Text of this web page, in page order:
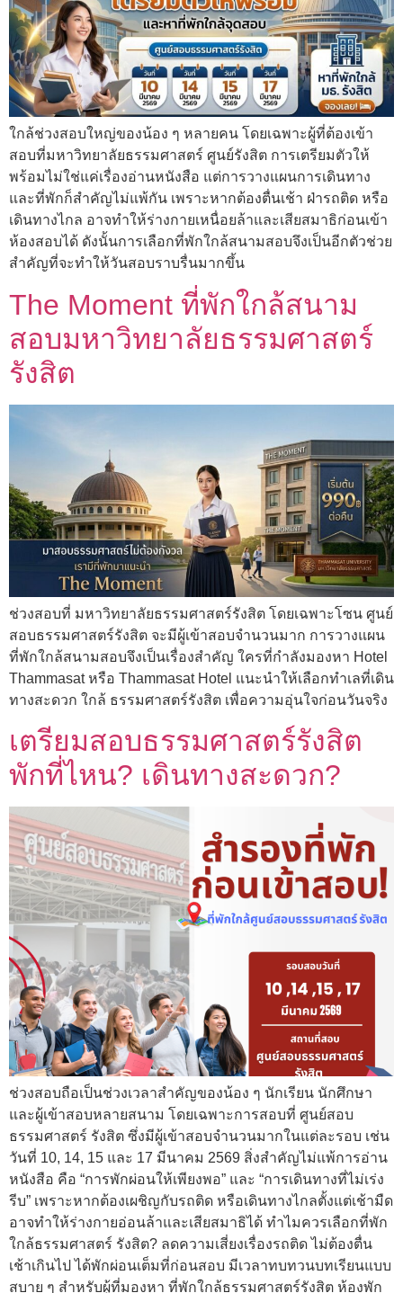
ใกล้ช่วงสอบใหญ่ของน้อง ๆ หลายคน โดยเฉพาะผู้ที่ต้องเข้า
สอบที่มหาวิทยาลัยธรรมศาสตร์ ศูนย์รังสิต การเตรียมตัวให้
พร้อมไม่ใช่แค่เรื่องอ่านหนังสือ แต่การวางแผนการเดินทาง
และที่พักก็สำคัญไม่แพ้กัน เพราะหากต้องตื่นเช้า ฝ่ารถติด หรือ
เดินทางไกล อาจทำให้ร่างกายเหนื่อยล้าและเสียสมาธิก่อนเข้า
ห้องสอบได้ ดังนั้นการเลือกที่พักใกล้สนามสอบจึงเป็นอีกตัวช่วย
สำคัญที่จะทำให้วันสอบราบรื่นมากขึ้น
The Moment ที่พักใกล้สนาม
สอบมหาวิทยาลัยธรรมศาสตร์
รังสิต
ช่วงสอบที่ มหาวิทยาลัยธรรมศาสตร์รังสิต โดยเฉพาะโซน ศูนย์
สอบธรรมศาสตร์รังสิต จะมีผู้เข้าสอบจำนวนมาก การวางแผน
ที่พักใกล้สนามสอบจึงเป็นเรื่องสำคัญ ใครที่กำลังมองหา Hotel
Thammasat หรือ Thammasat Hotel แนะนำให้เลือกทำเลที่เดิน
ทางสะดวก ใกล้ ธรรมศาสตร์รังสิต เพื่อความอุ่นใจก่อนวันจริง
เตรียมสอบธรรมศาสตร์รังสิต
พักที่ไหน? เดินทางสะดวก?
ช่วงสอบถือเป็นช่วงเวลาสำคัญของน้อง ๆ นักเรียน นักศึกษา
และผู้เข้าสอบหลายสนาม โดยเฉพาะการสอบที่ ศูนย์สอบ
ธรรมศาสตร์ รังสิต ซึ่งมีผู้เข้าสอบจำนวนมากในแต่ละรอบ เช่น
วันที่ 10, 14, 15 และ 17 มีนาคม 2569 สิ่งสำคัญไม่แพ้การอ่าน
หนังสือ คือ “การพักผ่อนให้เพียงพอ” และ “การเดินทางที่ไม่เร่ง
รีบ” เพราะหากต้องเผชิญกับรถติด หรือเดินทางไกลตั้งแต่เช้ามืด
อาจทำให้ร่างกายอ่อนล้าและเสียสมาธิได้ ทำไมควรเลือกที่พัก
ใกล้ธรรมศาสตร์ รังสิต? ลดความเสี่ยงเรื่องรถติด ไม่ต้องตื่น
เช้าเกินไป ได้พักผ่อนเต็มที่ก่อนสอบ มีเวลาทบทวนบทเรียนแบบ
สบาย ๆ สำหรับผู้ที่มองหา ที่พักใกล้ธรรมศาสตร์รังสิต ห้องพัก